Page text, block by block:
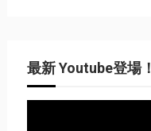
最新 Youtube登場！